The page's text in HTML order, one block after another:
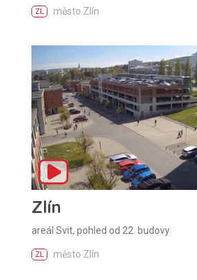
ZL město Zlín
Zlín
areál Svit, pohled od 22. budovy
ZL město Zlín